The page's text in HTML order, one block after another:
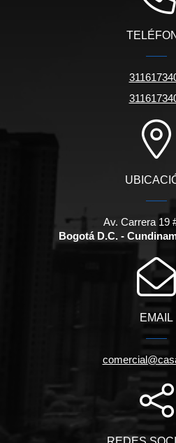
Av. Carrera 19
Bogotá D.C. -
EMAIL